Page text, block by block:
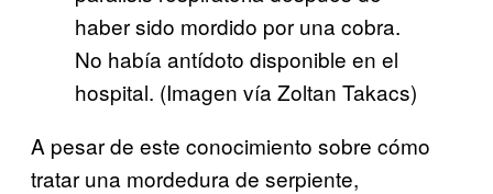
haber sido mordido por una cobra.
No había antídoto disponible en el
hospital. (Imagen vía Zoltan Takacs)
A pesar de este conocimiento sobre cómo
tratar una mordedura de serpiente,